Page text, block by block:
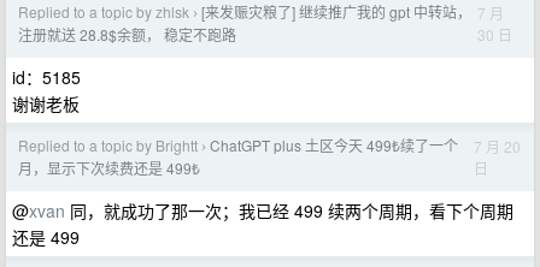
Replied to a topic by zhlsk › [来发赈灾粮了] 继续推广我的 gpt 中转站，
注册就送 28.8$余额， 稳定不跑路
7 月
30 日
id：5185
谢谢老板
Replied to a topic by Brightt › ChatGPT plus 土区今天 499₺续了一个
月，显示下次续费还是 499₺
7 月 20
日
@xvan 同，就成功了那一次；我已经 499 续两个周期，看下个周期
还是 499